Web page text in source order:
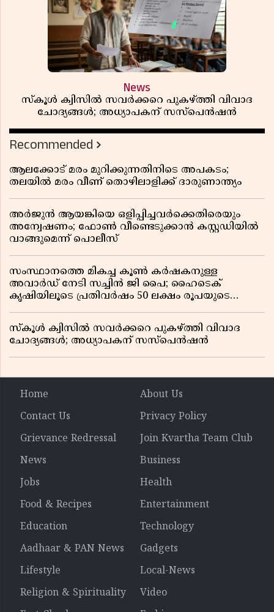
News
സ്കൂൾ ക്വിസിൽ സവർക്കറെ പുകഴ്ത്തി വിവാദ
ചോദ്യങ്ങൾ; അധ്യാപകന് സസ്പെൻഷൻ
Recommended
ആലക്കോട് മരം മുറിക്കുന്നതിനിടെ അപകടം;
തലയിൽ മരം വീണ് തൊഴിലാളിക്ക് ദാരുണാന്ത്യം
അർജുൻ ആയങ്കിയെ ഒളിപ്പിച്ചവർക്കെതിരെയും
അന്വേഷണം; ഫോൺ വീണ്ടെടുക്കാൻ കസ്റ്റഡിയിൽ
വാങ്ങുമെന്ന് പൊലീസ്
സംസ്ഥാനത്തെ മികച്ച കൂൺ കർഷകനുള്ള
അവാർഡ് നേടി സച്ചിൻ ജി പൈ; ഹൈടെക്
കൃഷിയിലൂടെ പ്രതിവർഷം 50 ലക്ഷം രൂപയുടെ
സ്കൂൾ ക്വിസിൽ സവർക്കറെ പുകഴ്ത്തി വിവാദ
ചോദ്യങ്ങൾ; അധ്യാപകന് സസ്പെൻഷൻ
Home
About Us
Contact Us
Privacy Policy
Grievance Redressal
Join Kvartha Team Club
News
Business
Jobs
Health
Food & Recipes
Entertainment
Education
Technology
Aadhaar & PAN News
Gadgets
Lifestyle
Local-News
Religion & Spirituality
Video